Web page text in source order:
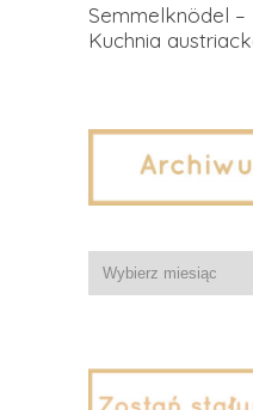
Semmelknödel –
Kuchnia
Archiwa